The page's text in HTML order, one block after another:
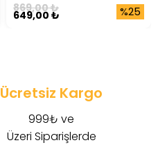
%25
649,00 ₺
869,00 ₺
Ücretsiz Kargo
999₺ ve
Üzeri Siparişlerde